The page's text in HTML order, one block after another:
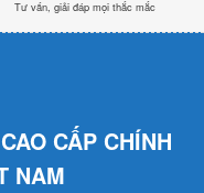
Tư vấn, giải đáp mọi thắc mắc
CẤP CHÍNH
NAM